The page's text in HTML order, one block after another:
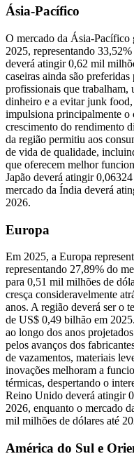
Ásia-Pacífico
O mercado da Ásia-Pacífico
2025, representando
deverá atingir 0,62 mil
caseiras ainda são
profissionais que trabalham,
dinheiro e a evitar junk
impulsiona principalmente o
crescimento do rendimento
da região permitiu aos
de vida de qualidade,
que oferecem melhor
Japão deverá atingir
mercado da Índia deverá
2026.
Europa
Em 2025, a Europa
representando 27,89% do
para 0,51 mil milhões de
cresça consideravelmente
anos. A região deverá ser o
de US$ 0,49 bilhão em
ao longo dos anos
pelos avanços dos
de vazamentos, materiais
inovações melhoram a
térmicas, despertando o
Reino Unido deverá atingir
2026, enquanto o mercado
mil milhões de dólares até
América do Sul e